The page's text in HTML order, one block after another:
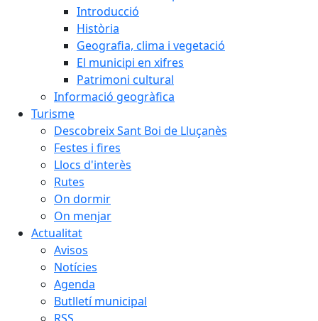
Introducció
Història
Geografia, clima i vegetació
El municipi en xifres
Patrimoni cultural
Informació geogràfica
Turisme
Descobreix Sant Boi de Lluçanès
Festes i fires
Llocs d'interès
Rutes
On dormir
On menjar
Actualitat
Avisos
Notícies
Agenda
Butlletí municipal